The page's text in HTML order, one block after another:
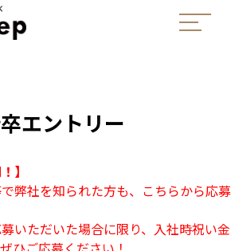
エントリー
】
弊社を知られた方も、こちらから応募
いただいた場合に限り、入社時祝い金